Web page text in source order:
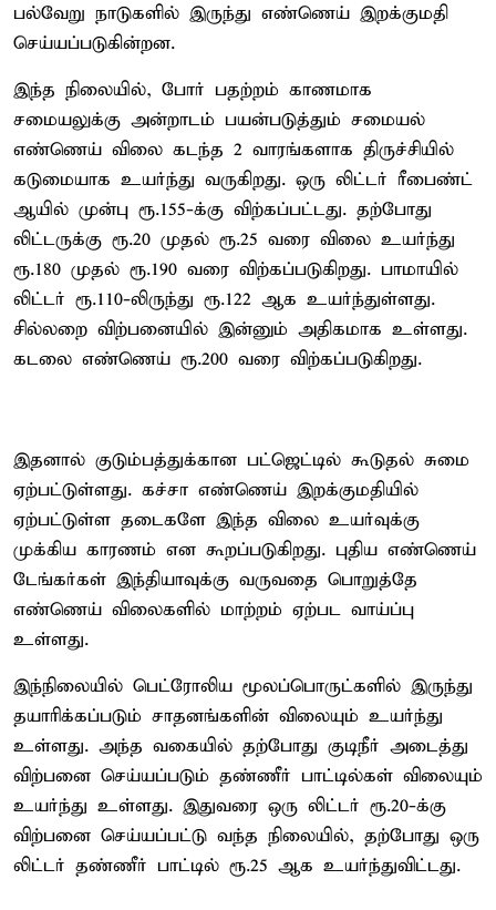
பல்வேறு நாடுகளில் இருந்து எண்ணெய் இறக்குமதி
செய்யப்படுகின்றன.
இந்த நிலையில், போர் பதற்றம் காணமாக
சமையலுக்கு அன்றாடம் பயன்படுத்தும் சமையல்
எண்ணெய் விலை கடந்த 2 வாரங்களாக திருச்சியில்
கடுமையாக உயர்ந்து வருகிறது. ஒரு லிட்டர் ரீபைண்ட்
ஆயில் முன்பு ரூ.155-க்கு விற்கப்பட்டது. தற்போது
லிட்டருக்கு ரூ.20 முதல் ரூ.25 வரை விலை உயர்ந்து
ரூ.180 முதல் ரூ.190 வரை விற்கப்படுகிறது. பாமாயில்
லிட்டர் ரூ.110-லிருந்து ரூ.122 ஆக உயர்ந்துள்ளது.
சில்லறை விற்பனையில் இன்னும் அதிகமாக உள்ளது.
கடலை எண்ணெய் ரூ.200 வரை விற்கப்படுகிறது.
இதனால் குடும்பத்துக்கான பட்ஜெட்டில் கூடுதல் சுமை
ஏற்பட்டுள்ளது. கச்சா எண்ணெய் இறக்குமதியில்
ஏற்பட்டுள்ள தடைகளே இந்த விலை உயர்வுக்கு
முக்கிய காரணம் என கூறப்படுகிறது. புதிய எண்ணெய்
டேங்கர்கள் இந்தியாவுக்கு வருவதை பொறுத்தே
எண்ணெய் விலைகளில் மாற்றம் ஏற்பட வாய்ப்பு
உள்ளது.
இந்நிலையில் பெட்ரோலிய மூலப்பொருட்களில் இருந்து
தயாரிக்கப்படும் சாதனங்களின் விலையும் உயர்ந்து
உள்ளது. அந்த வகையில் தற்போது குடிநீர் அடைத்து
விற்பனை செய்யப்படும் தண்ணீர் பாட்டில்கள் விலையும்
உயர்ந்து உள்ளது. இதுவரை ஒரு லிட்டர் ரூ.20-க்கு
விற்பனை செய்யப்பட்டு வந்த நிலையில், தற்போது ஒரு
லிட்டர் தண்ணீர் பாட்டில் ரூ.25 ஆக உயர்ந்துவிட்டது.